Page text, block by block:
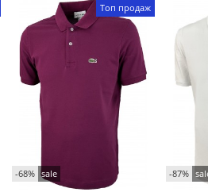
Топ продаж
-68% sale -87%